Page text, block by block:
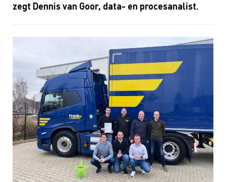
zegt Dennis van Goor, data- en procesanalist.